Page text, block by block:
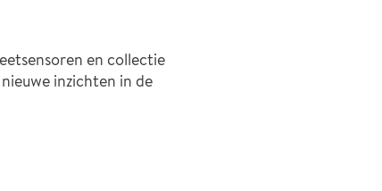
en collectie
inzichten in de